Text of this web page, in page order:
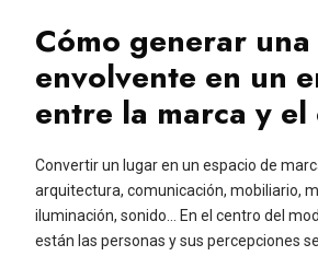
Cómo generar
envolvente en un
entre la marca y el
Convertir un lugar en un espacio de
arquitectura, comunicación, mobiliario,
iluminación, sonido… En el centro del
están las personas y sus percepciones